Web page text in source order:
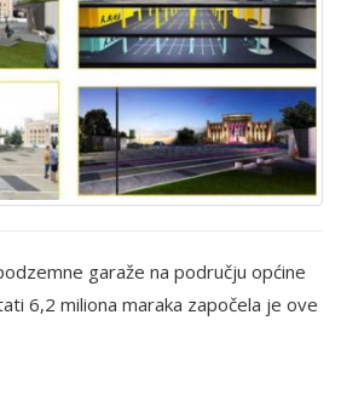
garaže na području općine
6,2 miliona maraka započela je ove